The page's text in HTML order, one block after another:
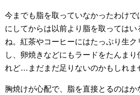
今までも脂を取っていなかったわけで
にしてからは以前より脂を取っては
ね。紅茶やコーヒーにはたっぷり生ク
し、卵焼きなどにもラードをたんま
れど…まだまだ足りないのかもしれま
胸焼けが心配で、脂を直接とるのはか